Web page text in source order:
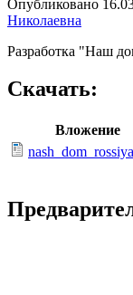
Опубликовано
Николаевна
Разработка "Наш
Скачать:
Вложение